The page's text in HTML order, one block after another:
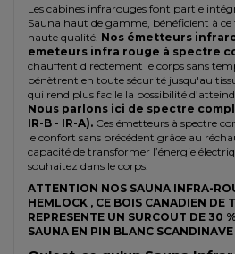
Les cabines infrarouges font partie
Sauna haut de gamme, bénéficient à
haute qualité. Nos émetteurs
emeteurs infra rouge à spectre
chauffent directement le corps sans
pénètrent en toute sécurité jusqu'au
qui rend plus facile la possibilité
Nous parlons ici de spectre
IR-B - IR-A). Ces émetteurs à spectre
le confort sans précédent grâce au
capacité de transformer l’énergie
souhaitez dans le corps.
ATTENTION NOS SAUNA INFRA-
HEMLOCK , CE BOIS CANADIEN DE
REPRESENTE UN SURCOUT DE 30
SAUNA EN PIN BLANC SCANDINAVE